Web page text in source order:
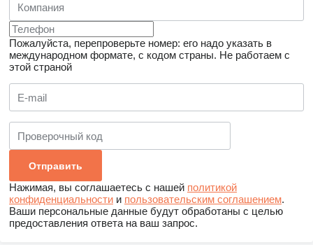
Пожалуйста, перепроверьте номер: его надо указать в
международном формате, с кодом страны. Не работаем с
этой страной
Нажимая, вы соглашаетесь с нашей политикой
конфиденциальности и пользовательским соглашением.
Ваши персональные данные будут обработаны с целью
предоставления ответа на ваш запрос.